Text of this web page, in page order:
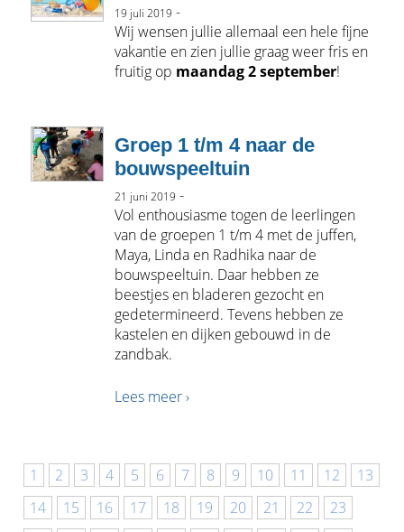
19 juli 2019 -
Wij wensen jullie allemaal een hele fijne
vakantie en zien jullie graag weer fris en
fruitig op maandag 2 september!
Groep 1 t/m 4 naar de
bouwspeeltuin
21 juni 2019 -
Vol enthousiasme togen de leerlingen
van de groepen 1 t/m 4 met de juffen,
Maya, Linda en Radhika naar de
bouwspeeltuin. Daar hebben ze
beestjes en bladeren gezocht en
gedetermineerd. Tevens hebben ze
kastelen en dijken gebouwd in de
zandbak.
Lees meer ›
1 2 3 4 5 6 7 8 9 10 11 12
13
14
15 16 17 18 19 20 21 22
23